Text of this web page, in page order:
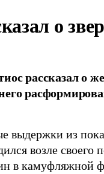
о
рассказал о
выдержки из
возле своего
в камуфляжной